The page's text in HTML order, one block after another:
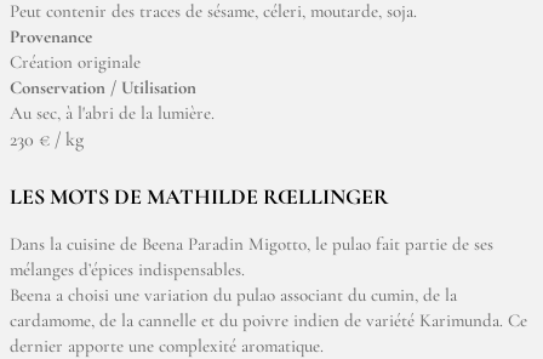
Peut contenir des traces de sésame, céleri, moutarde, soja.
Provenance
Création originale
Conservation / Utilisation
Au sec, à l'abri de la lumière.
230 € / kg
LES MOTS DE MATHILDE RŒLLINGER
Dans la cuisine de Beena Paradin Migotto, le pulao fait partie de ses
mélanges d’épices indispensables.
Beena a choisi une variation du pulao associant du cumin, de la
cardamome, de la cannelle et du poivre indien de variété Karimunda. Ce
dernier apporte une complexité aromatique.